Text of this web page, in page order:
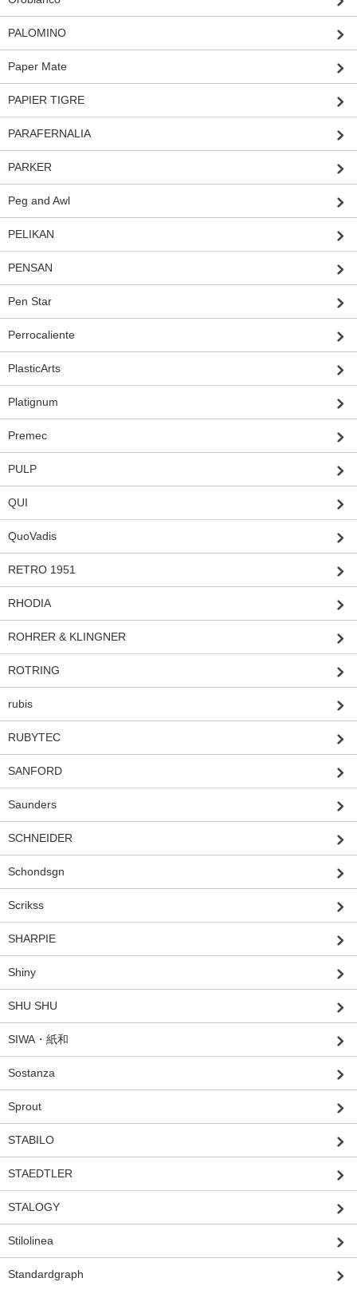
PALOMINO
Paper Mate
PAPIER TIGRE
PARAFERNALIA
PARKER
Peg and Awl
PELIKAN
PENSAN
Pen Star
Perrocaliente
PlasticArts
Platignum
Premec
PULP
QUI
QuoVadis
RETRO 1951
RHODIA
ROHRER & KLINGNER
ROTRING
rubis
RUBYTEC
SANFORD
Saunders
SCHNEIDER
Schondsgn
Scrikss
SHARPIE
Shiny
SHU SHU
SIWA・紙和
Sostanza
Sprout
STABILO
STAEDTLER
STALOGY
Stilolinea
Standardgraph